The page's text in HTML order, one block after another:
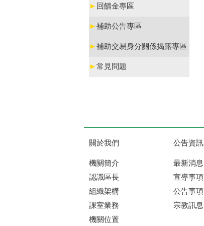
► 回饋金專區
►補助公告專區
►補助交易身分關係揭露專區
►常見問題
關於我們
機關簡介
認識區長
組織架構
課室業務
機關位置
公告資訊
最新消息
宣導事項
公告事項
宗教訊息